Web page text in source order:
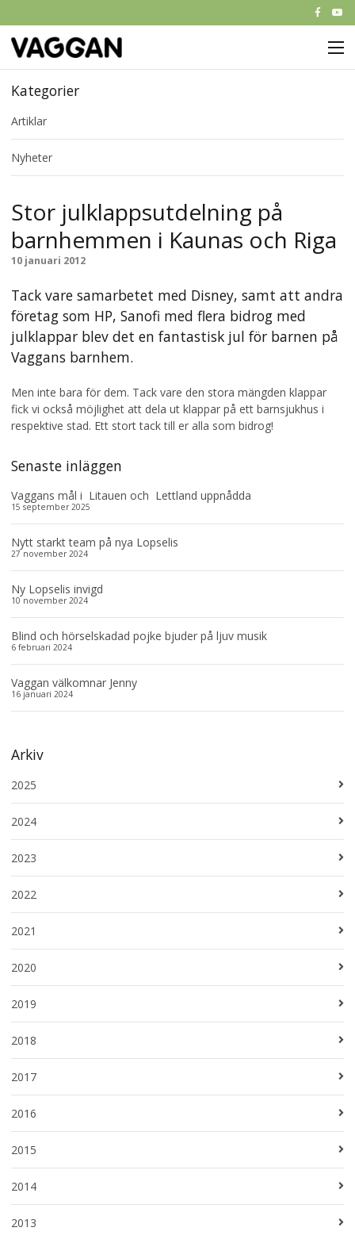
Start
Om Vaggan
Partners
Kontakt
Kategorier
Artiklar
Nyheter
Stor julklappsutdelning på
barnhemmen i Kaunas och Riga
10 januari 2012
Tack vare samarbetet med Disney, samt att andra
företag som HP, Sanofi med flera bidrog med
julklappar blev det en fantastisk jul för barnen på
Vaggans barnhem.
Men inte bara för dem. Tack vare den stora mängden klappar
fick vi också möjlighet att dela ut klappar på ett barnsjukhus i
respektive stad. Ett stort tack till er alla som bidrog!
Senaste inläggen
Vaggans mål i Litauen och Lettland uppnådda
15 september 2025
Nytt starkt team på nya Lopselis
27 november 2024
Ny Lopselis invigd
10 november 2024
Blind och hörselskadad pojke bjuder på ljuv musik
6 februari 2024
Vaggan välkomnar Jenny
16 januari 2024
Arkiv
2025
2024
2023
2022
2021
2020
2019
2018
2017
2016
2015
2014
2013